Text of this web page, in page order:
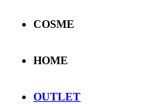
COSME
HOME
OUTLET